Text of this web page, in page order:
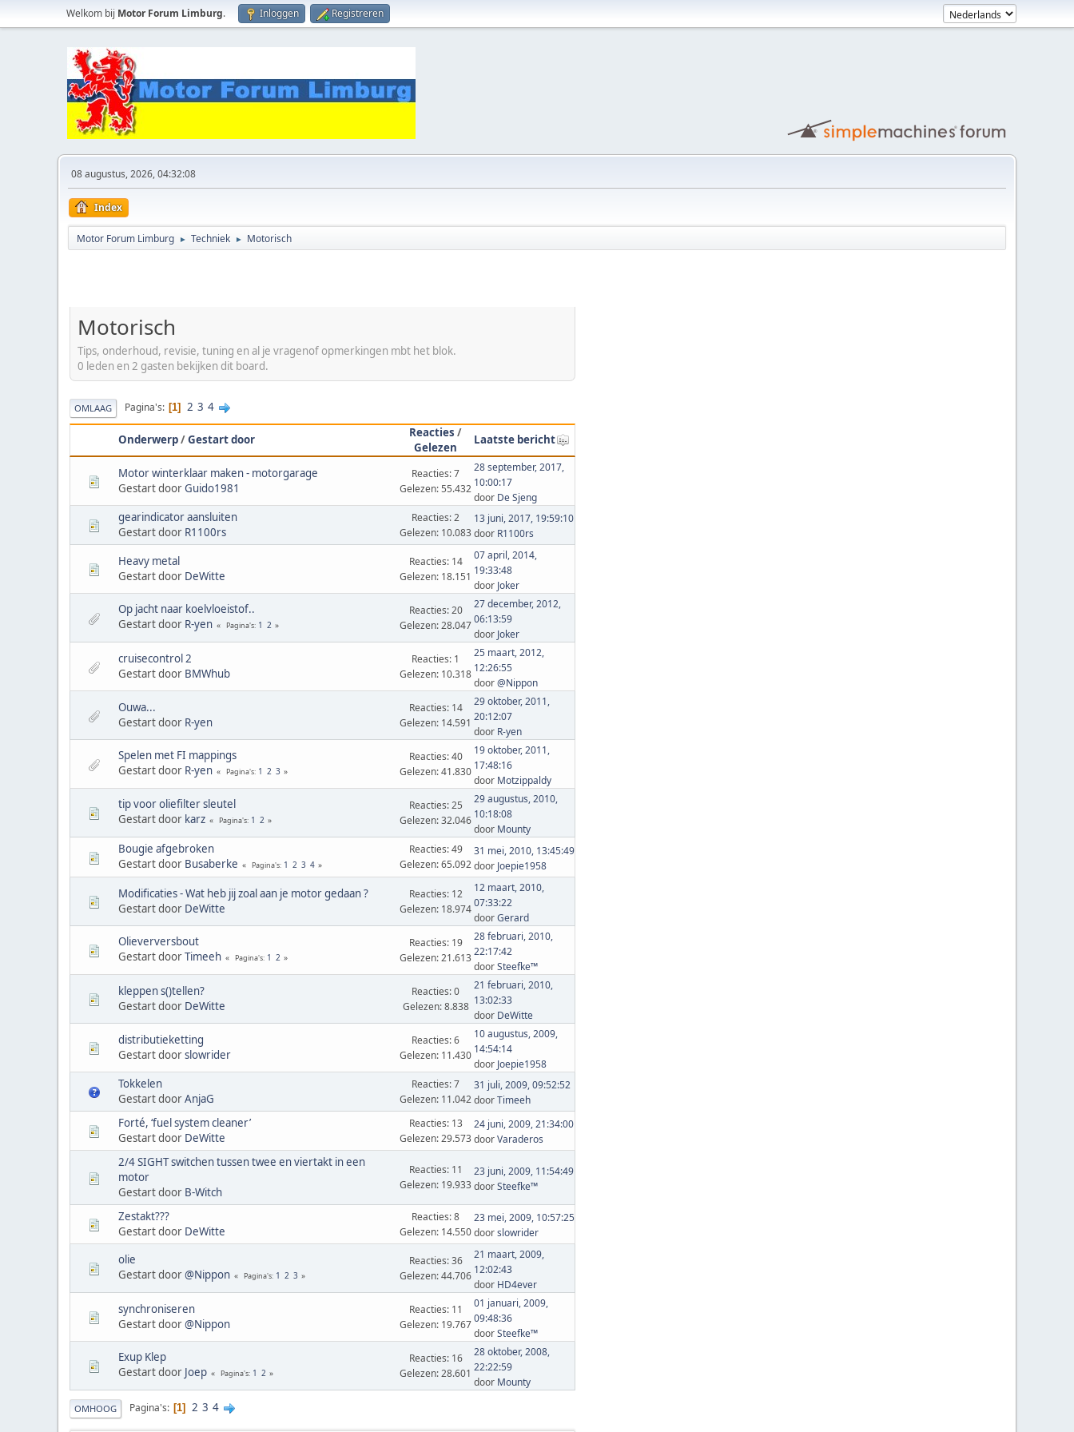
Welkom bij Motor Forum Limburg. Inloggen Registreren
08 augustus, 2026, 04:32:08
Index
Motor Forum Limburg ► Techniek ► Motorisch
Motorisch
Tips, onderhoud, revisie, tuning en al je vragenof opmerkingen mbt het blok.
0 leden en 2 gasten bekijken dit board.
OMLAAG Pagina's 1 2 3 4
Onderwerp/Gestart door
Reacties /
Gelezen
Laatste bericht
Motor winterklaar maken - motorgarage
Gestart doorGuido1981
Reacties: 7
Gelezen: 55.432
28 september, 2017,
10:00:17
door De Sjeng
gearindicator aansluiten
Gestart door R1100rs
Reacties: 2
Gelezen: 10.083
13 juni, 2017, 19:59:10
door R1100rs
Heavy metal
Gestart door DeWitte
Reacties: 14
Gelezen: 18.151
07 april, 2014,
19:33:48
door Joker
Op jacht naar koelvloeistof..
Gestart door R-yen Pagina's 1 2
Reacties: 20
Gelezen: 28.047
27 december, 2012,
06:13:59
door Joker
cruisecontrol 2
Gestart door BMWhub
Reacties: 1
Gelezen: 10.318
25 maart, 2012,
12:26:55
door@Nippon
Ouwa...
Gestart door R-yen
Reacties: 14
Gelezen: 14.591
29 oktober, 2011,
20:12:07
door R-yen
Spelen met FI mappings
Gestart door R-yen Pagina's 1 2 3
Reacties: 40
Gelezen: 41.830
19 oktober, 2011,
17:48:16
door Motzippaldy
tip voor oliefilter sleutel
Gestart door karz Pagina's 1 2
Reacties: 25
Gelezen: 32.046
29 augustus, 2010,
10:18:08
door Mounty
Bougie afgebroken
Gestart door Busaberke Pagina's 1 2 3 4
Reacties: 49
Gelezen: 65.092
31 mei, 2010, 13:45:49
door Joepie1958
Modificaties - Wat heb jij zoal aan je motor gedaan ?
Gestart door DeWitte
Reacties: 12
Gelezen: 18.974
12 maart, 2010,
07:33:22
doorGerard
Olieverversbout
Gestart doorTimeeh Pagina's 1 2
Reacties: 19
Gelezen: 21.613
28 februari, 2010,
22:17:42
doorSteefke™
kleppen s()tellen?
Gestart door DeWitte
Reacties: 0
Gelezen: 8.838
21 februari, 2010,
13:02:33
door DeWitte
distributieketting
Gestart doorslowrider
Reacties: 6
Gelezen: 11.430
10 augustus, 2009,
14:54:14
door Joepie1958
Tokkelen
Gestart doorAnjaG
Reacties: 7
Gelezen: 11.042
31 juli, 2009, 09:52:52
doorTimeeh
Forté, ‘fuel system cleaner’
Gestart door DeWitte
Reacties: 13
Gelezen: 29.573
24 juni, 2009, 21:34:00
doorVaraderos
2/4 SIGHT switchen tussen twee en viertakt in een
motor
Gestart door B-Witch
Reacties: 11
Gelezen: 19.933
23 juni, 2009, 11:54:49
doorSteefke™
Zestakt???
Gestart door DeWitte
Reacties: 8
Gelezen: 14.550
23 mei, 2009, 10:57:25
doorslowrider
olie
Gestart door@Nippon Pagina's 1 2 3
Reacties: 36
Gelezen: 44.706
21 maart, 2009,
12:02:43
door HD4ever
synchroniseren
Gestart door@Nippon
Reacties: 11
Gelezen: 19.767
01 januari, 2009,
09:48:36
doorSteefke™
Exup Klep
Gestart door Joep Pagina's 1 2
Reacties: 16
Gelezen: 28.601
28 oktober, 2008,
22:22:59
door Mounty
OMHOOG Pagina's 1 2 3 4